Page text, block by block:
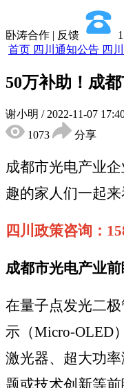
卧涛合作 | 反馈
首页 四川通知公告 四
50万补助！成
谢小明 / 2022-11-07
1073
分享
成都市光电产业
趣的家人们一起
四川政策咨询：
成都市光电产业
在量子点发光二
示（Micro-OLED
激光器、超大功
题或技术创新等